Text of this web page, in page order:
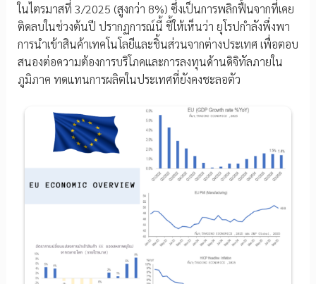
ในไตรมาสที่ 3/2025 (สูงกว่า 8%) ซึ่งเป็นการพลิกฟื้นจากที่เคย
ติดลบในช่วงต้นปี ปรากฏการณ์นี้ ชี้ให้เห็นว่า ยุโรปกำลังพึ่งพา
การนำเข้าสินค้าเทคโนโลยีและชิ้นส่วนจากต่างประเทศ เพื่อตอบ
สนองต่อความต้องการบริโภคและการลงทุนด้านดิจิทัลภายใน
ภูมิภาค ทดแทนการผลิตในประเทศที่ยังคงชะลอตัว